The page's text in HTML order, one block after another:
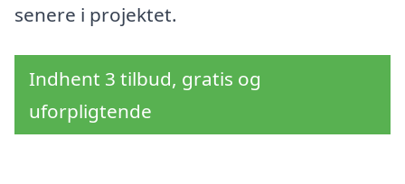
senere i projektet.
Indhent 3 tilbud, gratis og
uforpligtende